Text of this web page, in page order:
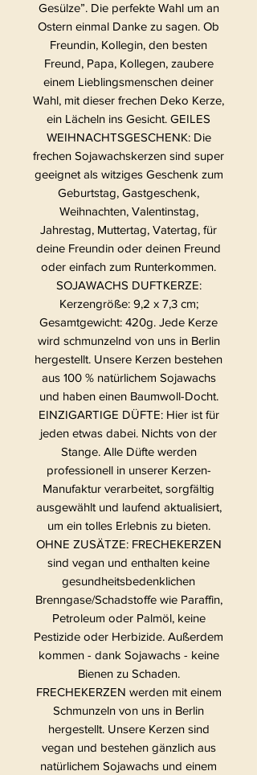
Gesülze”. Die perfekte Wahl um an
Ostern einmal Danke zu sagen. Ob
Freundin, Kollegin, den besten
Freund, Papa, Kollegen, zaubere
einem Lieblingsmenschen deiner
Wahl, mit dieser frechen Deko Kerze,
ein Lächeln ins Gesicht. GEILES
WEIHNACHTSGESCHENK: Die
frechen Sojawachskerzen sind super
geeignet als witziges Geschenk zum
Geburtstag, Gastgeschenk,
Weihnachten, Valentinstag,
Jahrestag, Muttertag, Vatertag, für
deine Freundin oder deinen Freund
oder einfach zum Runterkommen.
SOJAWACHS DUFTKERZE:
Kerzengröße: 9,2 x 7,3 cm;
Gesamtgewicht: 420g. Jede Kerze
wird schmunzelnd von uns in Berlin
hergestellt. Unsere Kerzen bestehen
aus 100 % natürlichem Sojawachs
und haben einen Baumwoll-Docht.
EINZIGARTIGE DÜFTE: Hier ist für
jeden etwas dabei. Nichts von der
Stange. Alle Düfte werden
professionell in unserer Kerzen-
Manufaktur verarbeitet, sorgfältig
ausgewählt und laufend aktualisiert,
um ein tolles Erlebnis zu bieten.
OHNE ZUSÄTZE: FRECHEKERZEN
sind vegan und enthalten keine
gesundheitsbedenklichen
Brenngase/Schadstoffe wie Paraffin,
Petroleum oder Palmöl, keine
Pestizide oder Herbizide. Außerdem
kommen - dank Sojawachs - keine
Bienen zu Schaden.
FRECHEKERZEN werden mit einem
Schmunzeln von uns in Berlin
hergestellt. Unsere Kerzen sind
vegan und bestehen gänzlich aus
natürlichem Sojawachs und einem